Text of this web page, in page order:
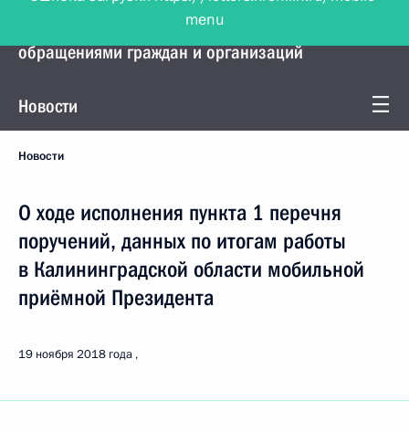
Управление Президента по работе с
обращениями граждан и организаций
Новости
Новости
О ходе исполнения пункта 1 перечня
поручений, данных по итогам работы
в Калининградской области мобильной
приёмной Президента
19 ноября 2018 года
menu